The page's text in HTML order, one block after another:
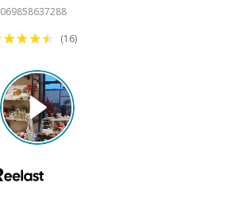
069858637288
(16)